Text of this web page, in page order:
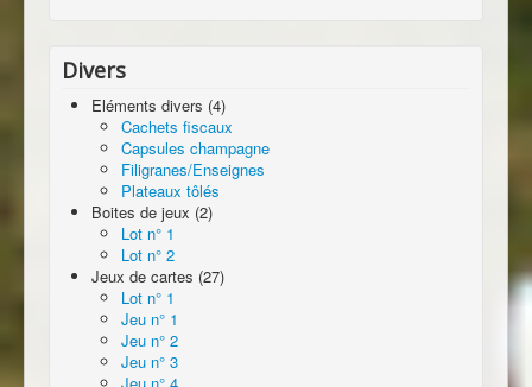
Divers
Eléments divers (4)
Cachets fiscaux
Capsules champagne
Filigranes/Enseignes
Plateaux tôlés
Boites de jeux (2)
Lot n° 1
Lot n° 2
Jeux de cartes (27)
Lot n° 1
Jeu n° 1
Jeu n° 2
Jeu n° 3